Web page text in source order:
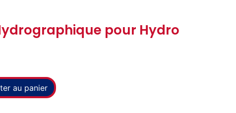
pour Hydro
au panier